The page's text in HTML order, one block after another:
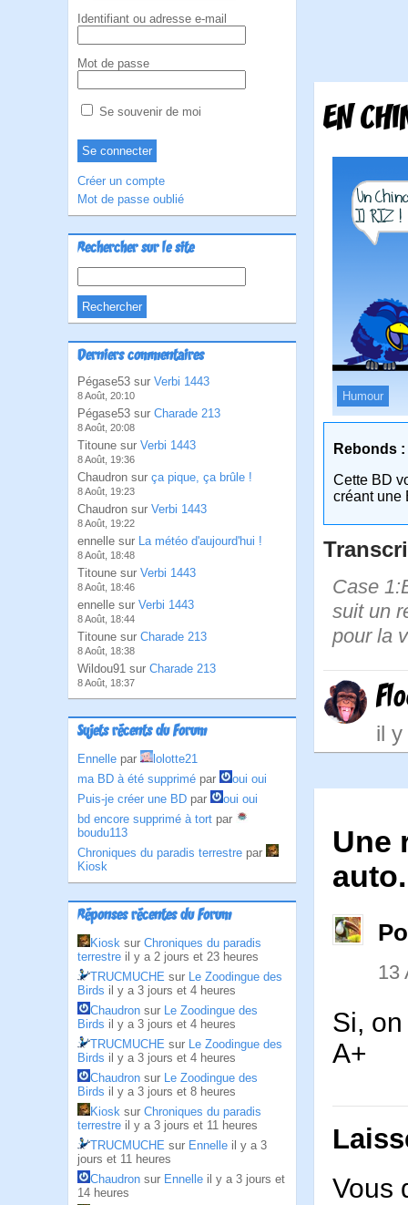
Identifiant ou adresse e-mail
Mot de passe
Se souvenir de moi
Créer un compte
Mot de passe oublié
Rechercher sur le site
Derniers commentaires
Pégase53 sur Verbi 1443
8 Août, 20:10
Pégase53 sur Charade 213
8 Août, 20:08
Titoune sur Verbi 1443
8 Août, 19:36
Chaudron sur ça pique, ça brûle !
8 Août, 19:23
Chaudron sur Verbi 1443
8 Août, 19:22
ennelle sur La météo d'aujourd'hui !
8 Août, 18:48
Titoune sur Verbi 1443
8 Août, 18:46
ennelle sur Verbi 1443
8 Août, 18:44
Titoune sur Charade 213
8 Août, 18:38
Wildou91 sur Charade 213
8 Août, 18:37
Sujets récents du Forum
Ennelle par
lolotte21
ma BD à été supprimé par
oui oui
Puis-je créer une BD par
oui oui
bd encore supprimé à tort par
boudu113
Chroniques du paradis terrestre par
Kiosk
Réponses récentes du Forum
Kiosk sur Chroniques du paradis
terrestre il y a 2 jours et 23 heures
TRUCMUCHE sur Le Zoodingue des
Birds il y a 3 jours et 4 heures
Chaudron sur Le Zoodingue des
Birds il y a 3 jours et 4 heures
TRUCMUCHE sur Le Zoodingue des
Birds il y a 3 jours et 4 heures
Chaudron sur Le Zoodingue des
Birds il y a 3 jours et 8 heures
Kiosk sur Chroniques du paradis
terrestre il y a 3 jours et 11 heures
TRUCMUCHE sur Ennelle il y a 3
jours et 11 heures
Chaudron sur Ennelle il y a 3 jours et
14 heures
EN
Humour
Rebonds :
Cette BD
créant une
Case
suit un
pour la
il y
Une
13
Si,
A+
Vous